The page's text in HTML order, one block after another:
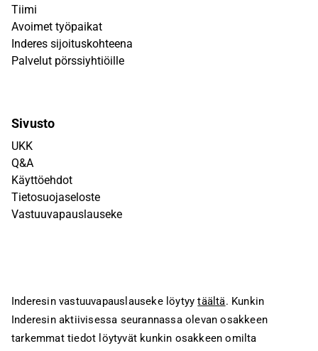
Tiimi
Avoimet työpaikat
Inderes sijoituskohteena
Palvelut pörssiyhtiöille
Sivusto
UKK
Q&A
Käyttöehdot
Tietosuojaseloste
Vastuuvapauslauseke
Inderesin vastuuvapauslauseke löytyytäältä. Kunkin
Inderesin aktiivisessa seurannassa olevan osakkeen
tarkemmat tiedot löytyvät kunkin osakkeen omilta